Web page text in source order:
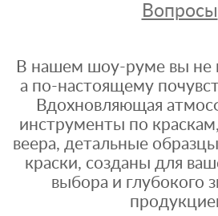
Вопросы
В нашем шоу-руме вы не
а по-настоящему
Вдохновляющая
инструменты по
веера, детальные
краски, созданы для
выбора и глубокого